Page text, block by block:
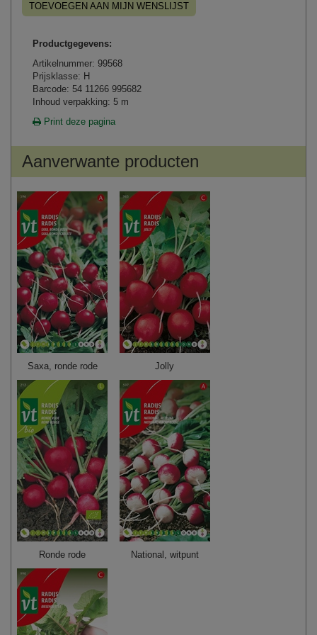
TOEVOEGEN AAN MIJN WENSLIJST
Productgegevens:
Artikelnummer: 99568
Prijsklasse: H
Barcode: 54 11266 995682
Inhoud verpakking: 5 m
Print deze pagina
Aanverwante producten
Saxa, ronde rode Jolly
Ronde rode National, witpunt